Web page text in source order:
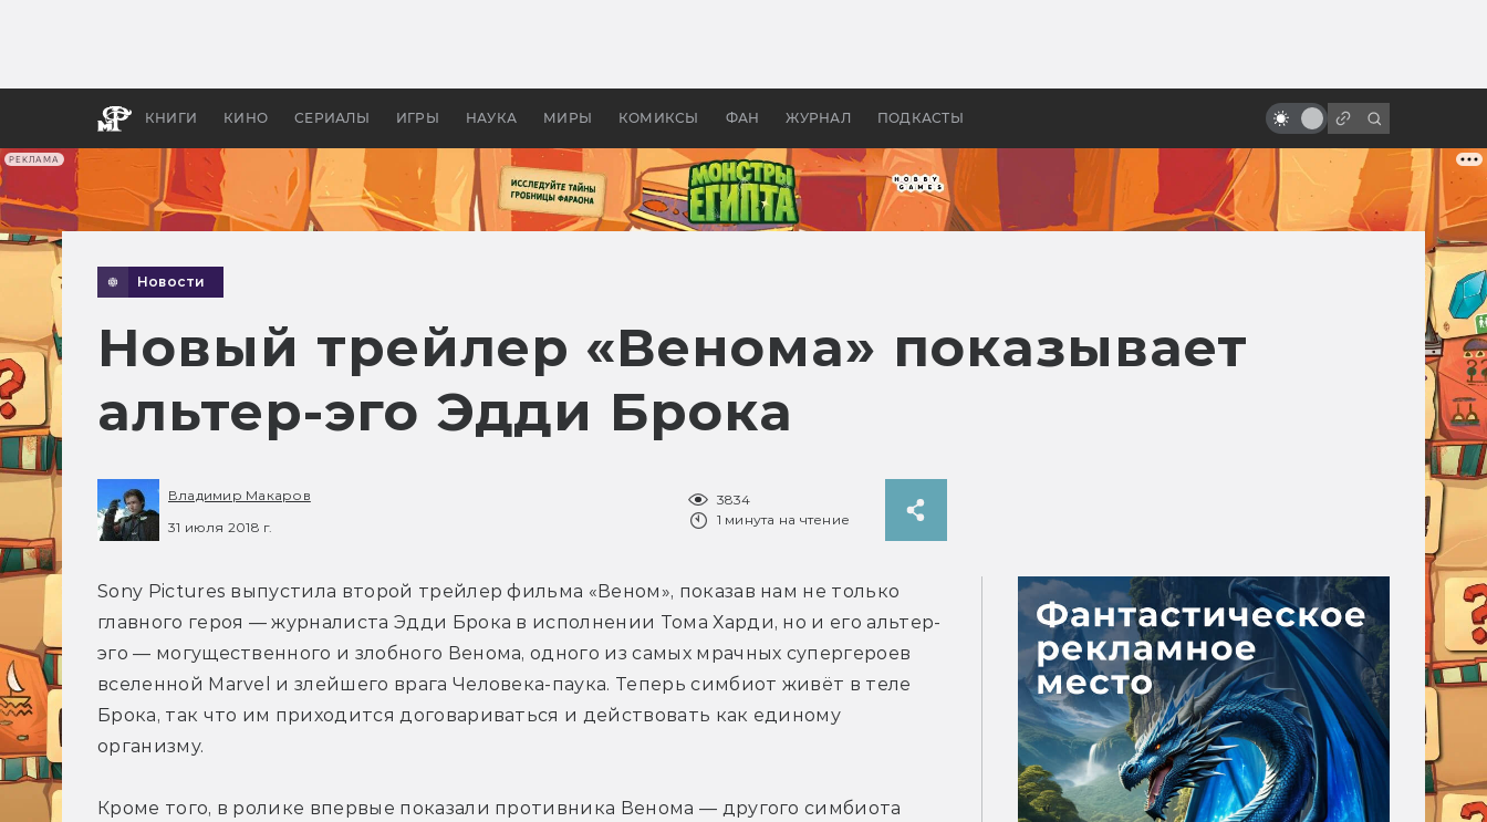
РЕКЛАМА
КНИГИ КИНО СЕРИАЛЫ ИГРЫ НАУКА МИРЫ КОМИКСЫ ФАН ЖУРНАЛ ПОДКАСТЫ
апокалипсис, в России —
бы «Властелина колец»
пришельцем
Новости
Новый трейлер «Венома» показывает
альтер-эго Эдди Брока
Владимир Макаров
31 июля 2018 г.
3834
1 минута на чтение
Sony Pictures выпустила второй трейлер фильма «Веном», показав нам не только
главного героя — журналиста Эдди Брока в исполнении Тома Харди, но и его альтер-
эго — могущественного и злобного Венома, одного из самых мрачных супергероев
вселенной Marvel и злейшего врага Человека-паука. Теперь симбиот живёт в теле
Брока, так что им приходится договариваться и действовать как единому
организму.
Кроме того, в ролике впервые показали противника Венома — другого симбиота